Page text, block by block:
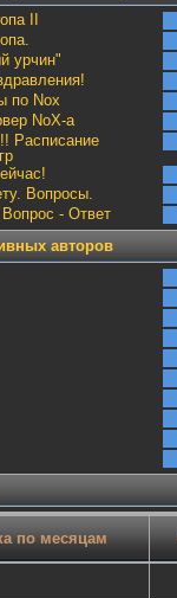
II
урчин"
по Nox
NoX-а
Расписание
Вопросы.
Вопрос - Ответ
авторов
по месяцам